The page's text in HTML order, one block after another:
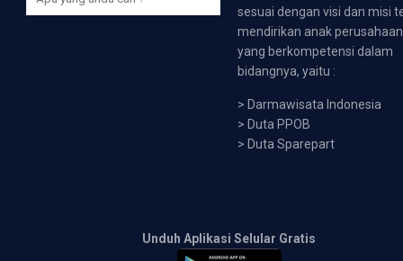
sesuai dengan visi dan misi
mendirikan anak perusahaan
yang berkompetensi dalam
bidangnya, yaitu :
> Darmawisata Indonesia
> Duta PPOB
> Duta Sparepart
Unduh Aplikasi Selular Gratis